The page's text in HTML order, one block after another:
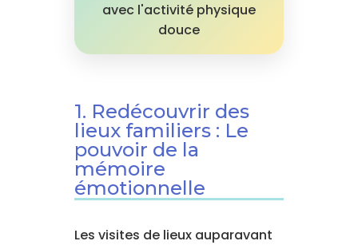
avec l'activité physique
douce
1. Redécouvrir des
lieux familiers : Le
pouvoir de la
mémoire
émotionnelle
Les visites de lieux auparavant